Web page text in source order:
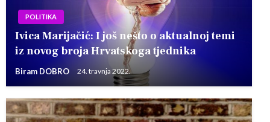
POLITIKA
Ivica Marijačić: I još nešto o aktualnoj temi
iz novog broja Hrvatskoga tjednika
Biram DOBRO 24. travnja 2022.